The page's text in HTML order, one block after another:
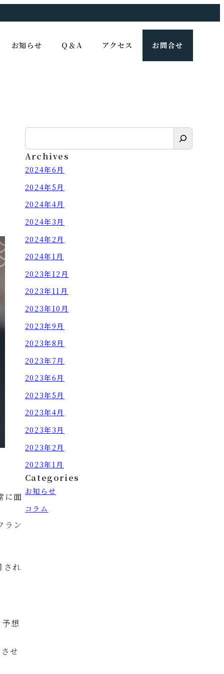
お知らせ Q＆A アクセス お問合せ
に面
ラン
され
想
せ
索
Archives
2024年6月
2024年5月
2024年4月
2024年3月
2024年2月
2024年1月
2023年12月
2023年11月
2023年10月
2023年9月
2023年8月
2023年7月
2023年6月
2023年5月
2023年4月
2023年3月
2023年2月
2023年1月
Categories
お知らせ
コラム